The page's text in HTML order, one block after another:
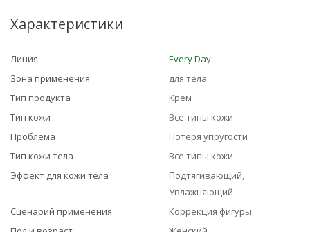
Характеристики
Линия
Every Day
Зона применения
для тела
Тип продукта
Крем
Тип кожи
Все типы кожи
Проблема
Потеря упругости
Тип кожи тела
Все типы кожи
Эффект для кожи тела
Подтягивающий,
Увлажняющий
Сценарий применения
Коррекция фигуры